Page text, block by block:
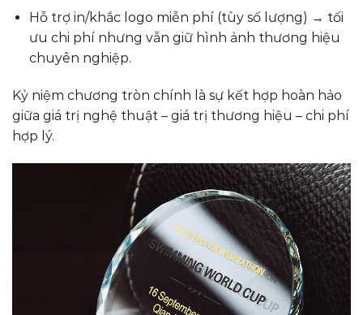
Hỗ trợ in/khắc logo miễn phí (tùy số lượng) → tối
ưu chi phí nhưng vẫn giữ hình ảnh thương hiệu
chuyên nghiệp.
Kỷ niệm chương tròn chính là sự kết hợp hoàn hảo
giữa giá trị nghệ thuật – giá trị thương hiệu – chi phí
hợp lý.